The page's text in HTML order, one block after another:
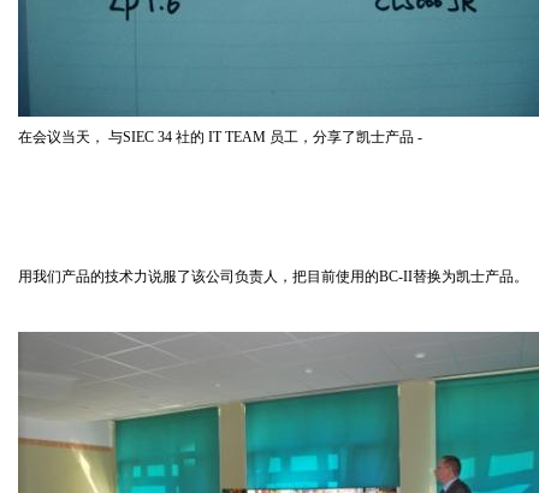
在会议当天， 与SIEC 34 社的 IT TEAM 员工，分享了凯士产品 -
用我们产品的技术力说服了该公司负责人，把目前使用的BC-II替换为凯士产品。